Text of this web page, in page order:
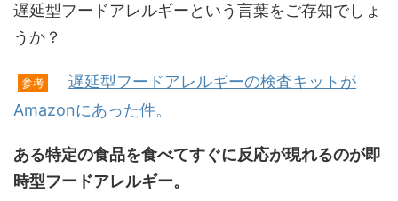
遅延型フードアレルギーという言葉をご存知でしょ
うか？
参考
遅延型フードアレルギーの検査キットが
Amazonにあった件。
ある特定の食品を食べてすぐに反応が現れるのが即
時型フードアレルギー。